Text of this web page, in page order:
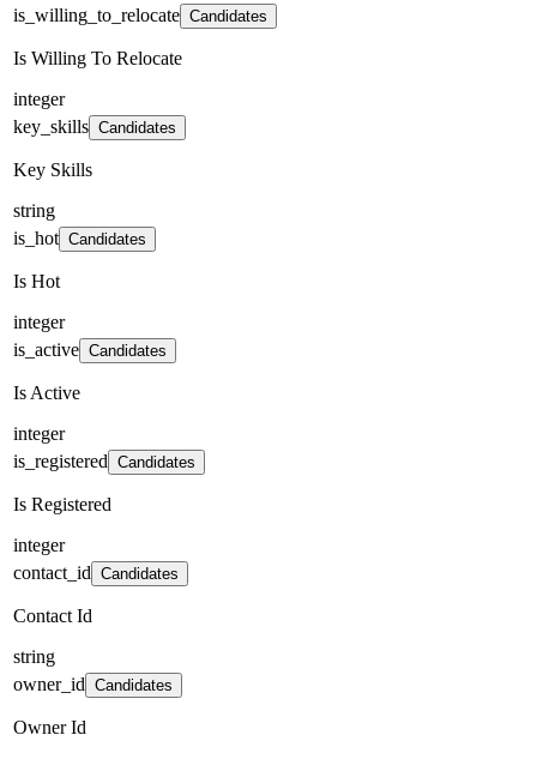
is_willing_to_relocate Candidates
Is Willing To Relocate
integer
key_skills Candidates
Key Skills
string
is_hot Candidates
Is Hot
integer
is_active Candidates
Is Active
integer
is_registered Candidates
Is Registered
integer
contact_id Candidates
Contact Id
string
owner_id Candidates
Owner Id